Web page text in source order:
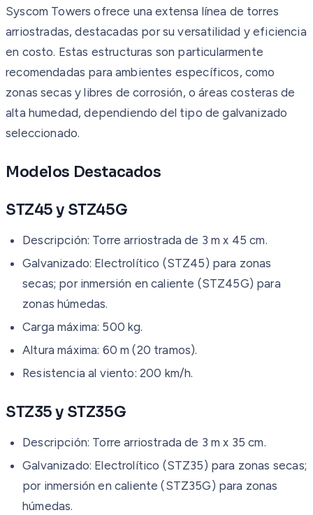
Syscom Towers ofrece una extensa línea de torres
arriostradas, destacadas por su versatilidad y eficiencia
en costo. Estas estructuras son particularmente
recomendadas para ambientes específicos, como
zonas secas y libres de corrosión, o áreas costeras de
alta humedad, dependiendo del tipo de galvanizado
seleccionado.
Modelos Destacados
STZ45 y STZ45G
Descripción: Torre arriostrada de 3 m x 45 cm.
Galvanizado: Electrolítico (STZ45) para zonas
secas; por inmersión en caliente (STZ45G) para
zonas húmedas.
Carga máxima: 500 kg.
Altura máxima: 60 m (20 tramos).
Resistencia al viento: 200 km/h.
STZ35 y STZ35G
Descripción: Torre arriostrada de 3 m x 35 cm.
Galvanizado: Electrolítico (STZ35) para zonas secas;
por inmersión en caliente (STZ35G) para zonas
húmedas.